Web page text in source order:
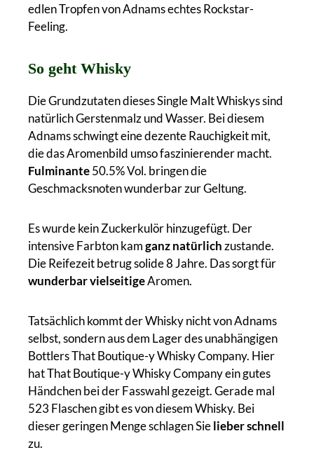
edlen Tropfen von Adnams echtes Rockstar-
Feeling.
So geht Whisky
Die Grundzutaten dieses Single Malt Whiskys sind
natürlich Gerstenmalz und Wasser. Bei diesem
Adnams schwingt eine dezente Rauchigkeit mit,
die das Aromenbild umso faszinierender macht.
Fulminante50.5% Vol. bringen die
Geschmacksnoten wunderbar zur Geltung.
Es wurde kein Zuckerkulör hinzugefügt. Der
intensive Farbton kamganz natürlichzustande.
Die Reifezeit betrug solide 8 Jahre. Das sorgt für
wunderbar vielseitigeAromen.
Tatsächlich kommt der Whisky nicht von Adnams
selbst, sondern aus dem Lager des unabhängigen
Bottlers That Boutique-y Whisky Company. Hier
hat That Boutique-y Whisky Company ein gutes
Händchen bei der Fasswahl gezeigt. Gerade mal
523 Flaschen gibt es von diesem Whisky. Bei
dieser geringen Menge schlagen Sielieber schnell
zu.